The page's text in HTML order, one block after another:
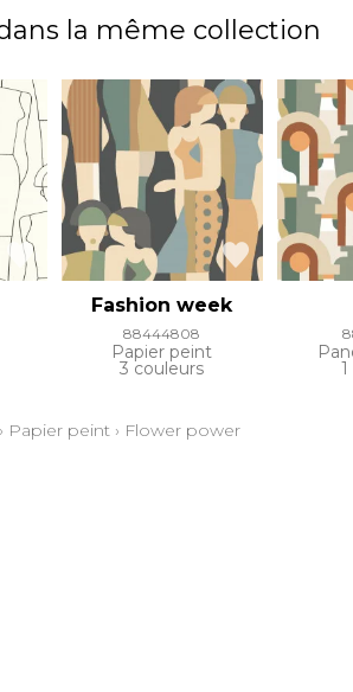
la même collection
Fashion week
88444808
Papier peint
3 couleurs
› Papier peint › Flower power